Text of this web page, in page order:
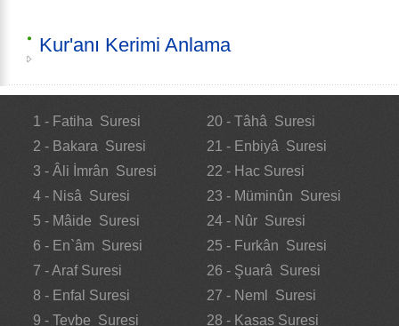
Kur'anı Kerimi Anlama
1 - Fatiha Suresi
2 - Bakara Suresi
3 - Âli İmrân Suresi
4 - Nisâ Suresi
5 - Mâide Suresi
6 - En`âm Suresi
7 - Araf Suresi
8 - Enfal Suresi
9 - Tevbe Suresi
20 - Tâhâ Suresi
21 - Enbiyâ Suresi
22 - Hac Suresi
23 - Müminûn Suresi
24 - Nûr Suresi
25 - Furkân Suresi
26 - Şuarâ Suresi
27 - Neml Suresi
28 - Kasas Suresi